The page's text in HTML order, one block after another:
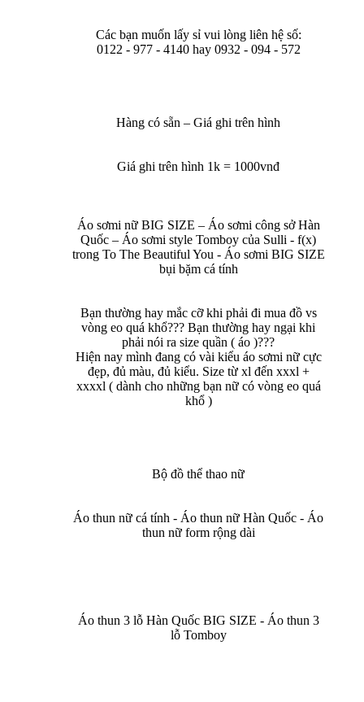
Các bạn muốn lấy sỉ vui lòng liên hệ số:
0122 - 977 - 4140 hay 0932 - 094 - 572
Hàng có sẵn – Giá ghi trên hình
Giá ghi trên hình 1k = 1000vnđ
Áo sơmi nữ BIG SIZE – Áo sơmi công sở Hàn
Quốc – Áo sơmi style Tomboy của Sulli - f(x)
trong To The Beautiful You - Áo sơmi BIG SIZE
bụi bặm cá tính
Bạn thường hay mắc cỡ khi phải đi mua đồ vs
vòng eo quá khổ??? Bạn thường hay ngại khi
phải nói ra size quần ( áo )???
Hiện nay mình đang có vài kiểu áo sơmi nữ cực
đẹp, đủ màu, đủ kiểu. Size từ xl đến xxxl +
xxxxl ( dành cho những bạn nữ có vòng eo quá
khổ )
Bộ đồ thể thao nữ
Áo thun nữ cá tính - Áo thun nữ Hàn Quốc - Áo
thun nữ form rộng dài
Áo thun 3 lỗ Hàn Quốc BIG SIZE - Áo thun 3
lỗ Tomboy